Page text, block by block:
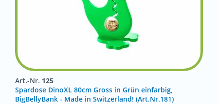
Art.-Nr. 125
Spardose DinoXL 80cm Gross in Grün einfarbig,
BigBellyBank - Made in Switzerland! (Art.Nr.181)